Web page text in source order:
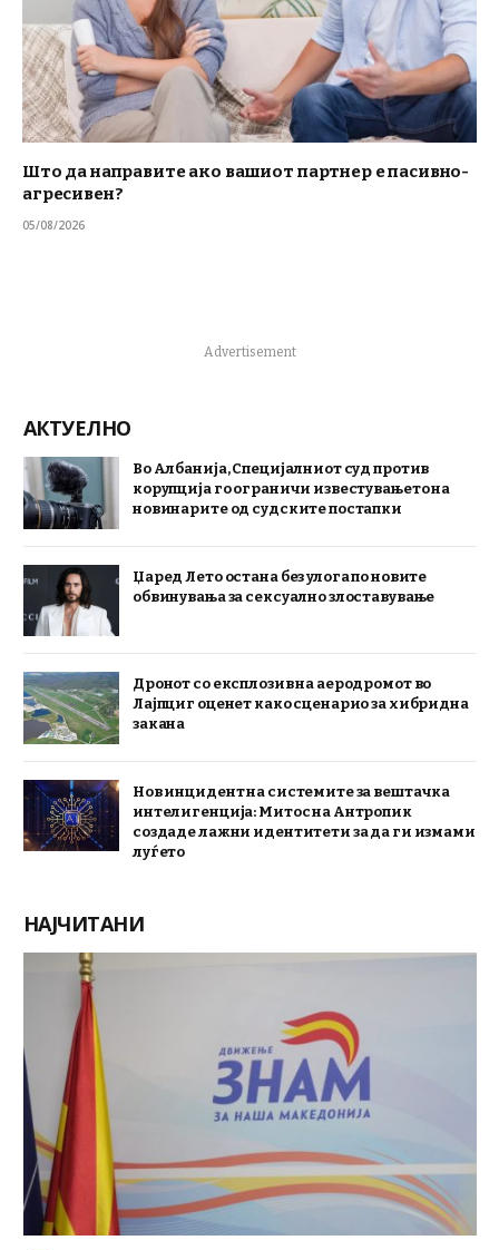
Што да направите ако вашиот партнер е пасивно-
агресивен?
05/08/2026
Advertisement
АКТУЕЛНО
Во Албанија, Специјалниот суд против
корупција го ограничи известувањето на
новинарите од судските постапки
Џаред Лето остана без улога по новите
обвинувања за сексуално злоставување
Дронот со експлозив на аеродромот во
Лајпциг оценет како сценарио за хибридна
закана
Нов инцидент на системите за вештачка
интелигенција: Митос на Антропик
создаде лажни идентитети за да ги измами
луѓето
НАЈЧИТАНИ